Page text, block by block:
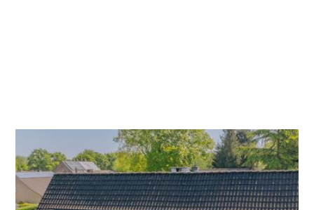
Heb je altijd een vergunning nodig voor een
dakkapel?